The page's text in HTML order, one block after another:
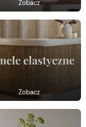
Zobacz
Zobacz